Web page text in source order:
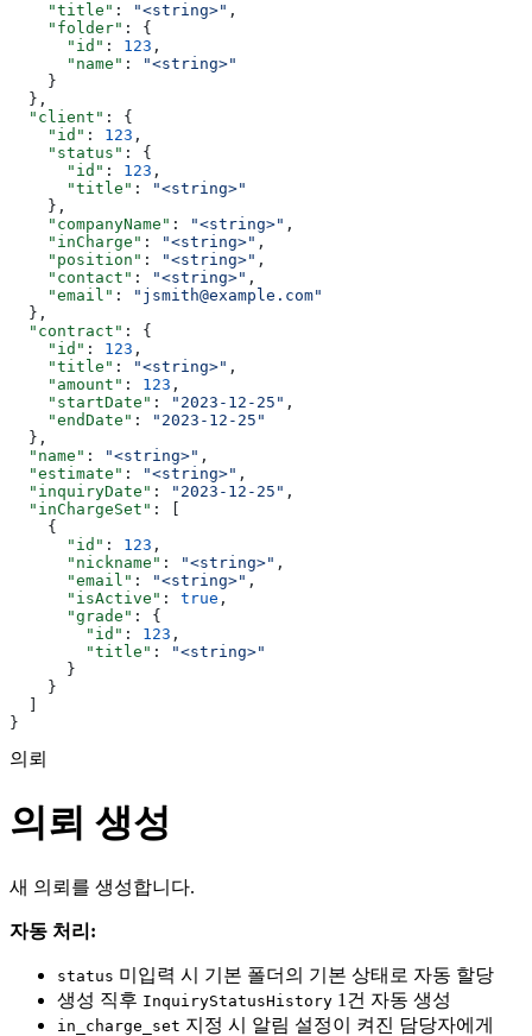
    "title"
: "<string>" ,
    "folder"
: {
      "id"
: 123 ,
      "name"
:
"<string>"
    }
  },
  "client"
: {
    "id"
: 123 ,
    "status"
: {
      "id"
: 123 ,
      "title"
:
"<string>"
    },
    "companyName"
: "<string>" ,
    "inCharge"
: "<string>" ,
    "position"
: "<string>" ,
    "contact"
: "<string>" ,
    "email"
:
"jsmith@example.com"
  },
  "contract"
: {
    "id"
: 123 ,
    "title"
: "<string>" ,
    "amount"
: 123 ,
    "startDate"
: "2023-12-25" ,
    "endDate"
:
"2023-12-25"
  },
  "name"
: "<string>" ,
  "estimate"
: "<string>" ,
  "inquiryDate"
: "2023-12-25" ,
  "inChargeSet"
: [
    {
      "id"
: 123 ,
      "nickname"
: "<string>" ,
      "email"
: "<string>" ,
      "isActive"
: true ,
      "grade"
: {
        "id"
: 123 ,
        "title"
:
"<string>"
      }
    }
}
의뢰
의뢰 생성
새 의뢰를 생성합니다.
자동 처리:
status 미입력 시 기본 폴더의 기본 상태로 자동 할당
생성 직후 InquiryStatusHistory 1건 자동 생성
in_charge_set 지정 시 알림 설정이 켜진 담당자에게